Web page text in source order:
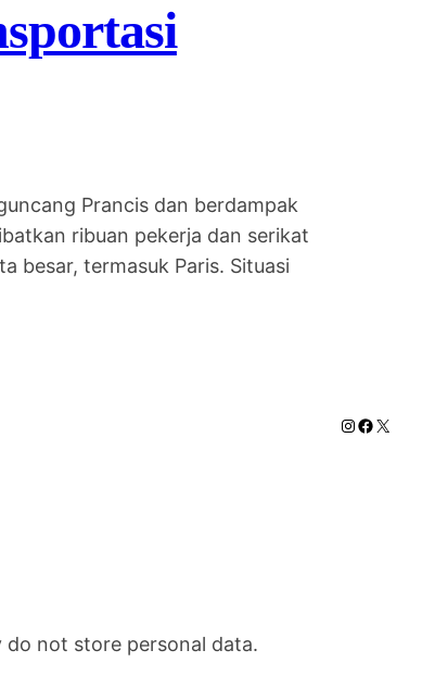
Prancis dan berdampak
ribuan pekerja dan serikat
besar, termasuk Paris. Situasi
Instagram
X
do not store personal data.